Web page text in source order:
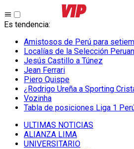
Es tendencia:
Amistosos de Perú para
Localías de la Selección
Jesús Castillo a Túnez
Jean Ferrari
Piero Quispe
¿Rodrigo Ureña a Sporting
Vozinha
Tabla de posiciones Liga 1
ULTIMAS NOTICIAS
ALIANZA LIMA
UNIVERSITARIO